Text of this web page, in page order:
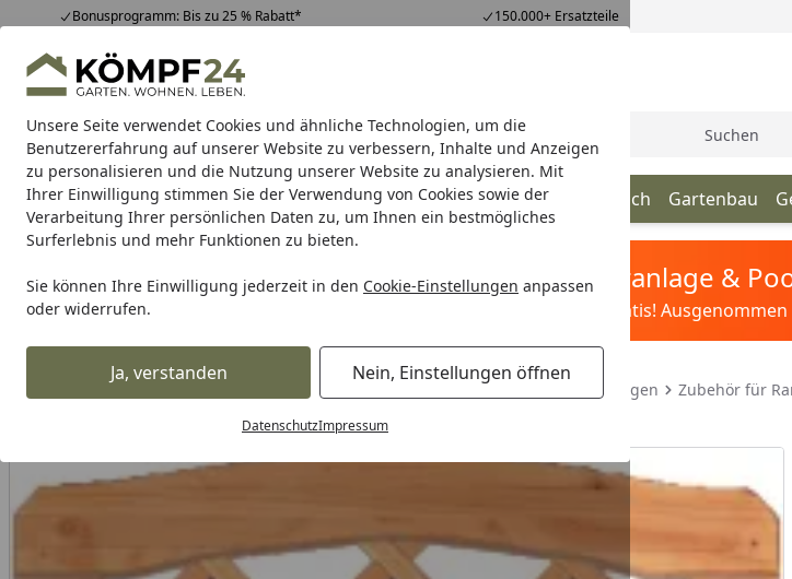
Unsere Seite verwendet Cookies und ähnliche Technologien, um die
Benutzererfahrung auf unserer Website zu verbessern, Inhalte und Anzeigen
zu personalisieren und die Nutzung unserer Website zu analysieren. Mit
Ihrer Einwilligung stimmen Sie der Verwendung von Cookies sowie der
Verarbeitung Ihrer persönlichen Daten zu, um Ihnen ein bestmögliches
Surferlebnis und mehr Funktionen zu bieten.
Sie können Ihre Einwilligung jederzeit in den Cookie-Einstellungen anpassen
oder widerrufen.
Ja, verstanden Nein, Einstellungen öffnen
DatenschutzImpressum
Bonusprogramm: Bis zu 25 % Rabatt* 150.000+ Ersatzteile
Hotline07051 / 9 22 22
Mo-Fr. 8-16 Uhr 25.948 Bewertungen
Alle Produkte
Alle ProdukteHighlights Tipps & Tricks Suche
Garten Gartenhaus Gerätehaus Carport & Garage Terrassendach Gartenbau
Karibu Pools inkl. gratis Sandfilteranlage &
Dein Traumpool im Sorglos-Paket: Filter&Pflege gratis!
Alles für den Garten Hochbeet, Pflanzkasten & mehr! Rankhilfen & Rosenbögen
Zubehör für
T&J CLASSICO Rankgitter Krone Douglasie 600 x 1800/1830 mm